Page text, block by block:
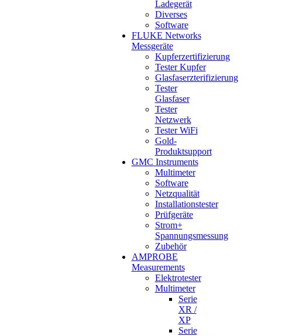
Ladegerät
Diverses
Software
FLUKE Networks
Messgeräte
Kupferzertifizierung
Tester Kupfer
Glasfaserzterifizierung
Tester
Glasfaser
Tester
Netzwerk
Tester WiFi
Gold-
Produktsupport
GMC Instruments
Multimeter
Software
Netzqualität
Installationstester
Prüfgeräte
Strom+
Spannungsmessung
Zubehör
AMPROBE
Measurements
Elektrotester
Multimeter
Serie
XR /
XP
Serie